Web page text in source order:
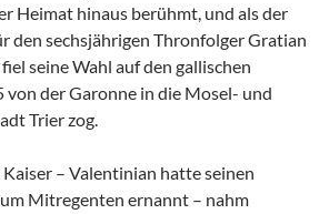
Heimat hinaus berühmt, und als der
den sechsjährigen Thronfolger Gratian
seine Wahl auf den gallischen
von der Garonne in die Mosel- und
Trier zog.
– Valentinian hatte seinen
Mitregenten ernannt – nahm